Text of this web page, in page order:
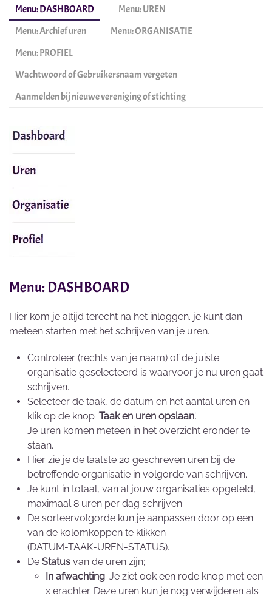
Menu: DASHBOARD
Menu: UREN
Menu: Archief uren
Menu: ORGANISATIE
Menu: PROFIEL
Wachtwoord of Gebruikersnaam vergeten
Aanmelden bij nieuwe vereniging of stichting
Menu: DASHBOARD
Hier kom je altijd terecht na het inloggen. je kunt dan
meteen starten met het schrijven van je uren.
Controleer (rechts van je naam) of de juiste
organisatie geselecteerd is waarvoor je nu uren gaat
schrijven.
Selecteer de taak, de datum en het aantal uren en
klik op de knop 'Taak en uren opslaan'.
Je uren komen meteen in het overzicht eronder te
staan.
Hier zie je de laatste 20 geschreven uren bij de
betreffende organisatie in volgorde van schrijven.
Je kunt in totaal, van al jouw organisaties opgeteld,
maximaal 8 uren per dag schrijven.
De sorteervolgorde kun je aanpassen door op een
van de kolomkoppen te klikken
(DATUM-TAAK-UREN-STATUS).
De Status van de uren zijn;
In afwachting: Je ziet ook een rode knop met een
x erachter. Deze uren kun je nog verwijderen als